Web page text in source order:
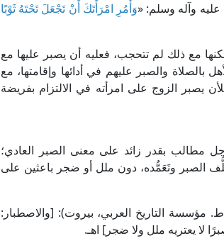
وآله وسلم: «وَأْمُرِ امْرَأَتَكَ أَنْ تَجْعَلَ تَحْتَهُ ثَوْبًا
مع ذلك لم تتحجب، فعليه أن يصبر عليها مع
والصبر عليهم في أدائها وإقامتها، مع
يصبر الزوج على امرأته في الالتزام بفريضة
مطالب بقدر زائد على معنى الصبر العادي؛
الصبر وتَعَمُّده، دون ملل أو ضجر باعثين على
الطاهر بن عاشور في "التحرير والتنوير" (27/ 200، ط. مؤسسة التاريخ العربي، بيروت): [والاصطبار:
لا يعتريه ملل ولا ضجر] اهـ.